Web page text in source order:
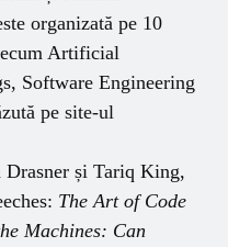
organizată pe 10
Artificial
Software Engineering
pe site-ul
și Tariq King,
The Art of Code
Machines: Can